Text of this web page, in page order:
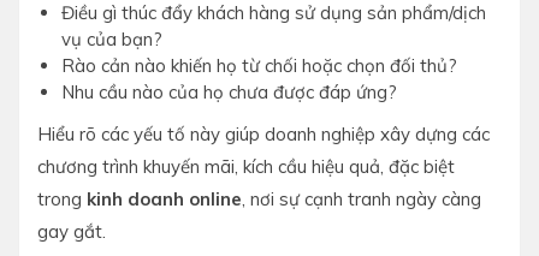
Điều gì thúc đẩy khách hàng sử dụng sản phẩm/dịch
vụ của bạn?
Rào cản nào khiến họ từ chối hoặc chọn đối thủ?
Nhu cầu nào của họ chưa được đáp ứng?
Hiểu rõ các yếu tố này giúp doanh nghiệp xây dựng các
chương trình khuyến mãi, kích cầu hiệu quả, đặc biệt
trong kinh doanh online, nơi sự cạnh tranh ngày càng
gay gắt.